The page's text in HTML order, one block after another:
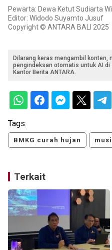
Pewarta: Dewa Ketut Sudiarta
Editor: Widodo Suyamto Jusuf
Copyright © ANTARA BALI 2025
Dilarang keras mengambil konten,
pengindeksan otomatis untuk AI
Kantor Berita ANTARA.
Tags:
BMKG curah hujan
Terkait